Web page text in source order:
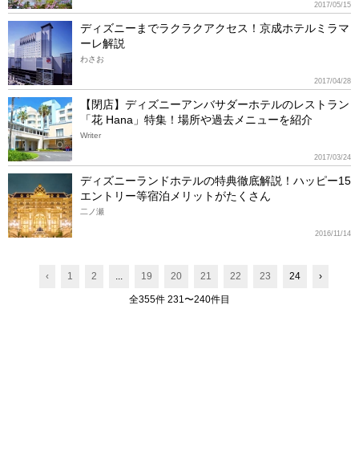
2017/05/15
ディズニーまでラクラクアクセス！京成ホテルミラマ
ーレ解説
2017/04/28
わさお
【閉店】ディズニーアンバサダーホテルのレストラン
「花 Hana」特集！場所や過去メニューを紹介
2017/03/24
Writer
ディズニーランドホテルの特典徹底解説！ハッピー15
エントリー等宿泊メリットがたくさん
2016/11/14
二ノ瀬
‹ 1 2 ... 19 20 21 22 23 24 ›
全355件 231〜240件目